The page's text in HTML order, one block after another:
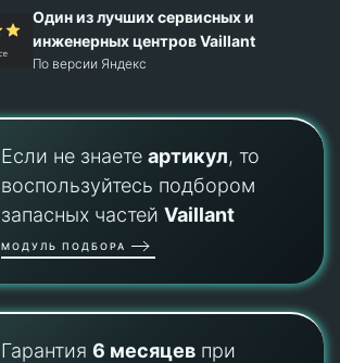
Один из лучших сервисных и
инженерных центров Vaillant
По версии Яндекс
Если не знаете артикул, то
воспользуйтесь подбором
запасных частей Vaillant
МОДУЛЬ ПОДБОРА
Гарантия 6 месяцевпри